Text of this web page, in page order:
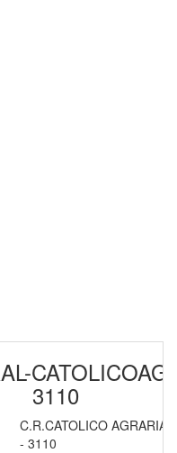
3110
C.R.CATOLICO AGRARIA
- 3110